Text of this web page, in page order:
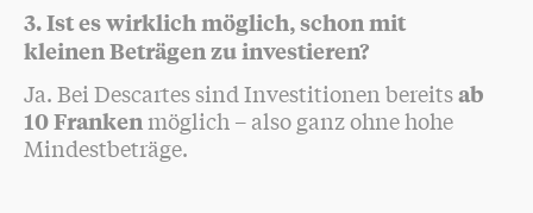
3. Ist es wirklich möglich, schon mit
kleinen Beträgen zu investieren?
Ja. Bei Descartes sind Investitionen bereitsab
10 Franken möglich – also ganz ohne hohe
Mindestbeträge.